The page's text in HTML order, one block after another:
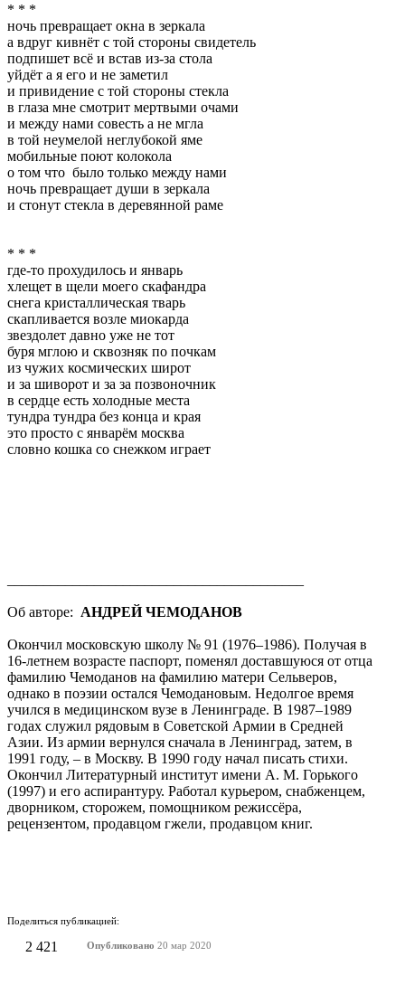
* * *
ночь превращает окна в зеркала
а вдруг кивнёт с той стороны свидетель
подпишет всё и встав из-за стола
уйдёт а я его и не заметил
и привидение с той стороны стекла
в глаза мне смотрит мертвыми очами
и между нами совесть а не мгла
в той неумелой неглубокой яме
мобильные поют колокола
о том что было только между нами
ночь превращает души в зеркала
и стонут стекла в деревянной раме
* * *
где-то прохудилось и январь
хлещет в щели моего скафандра
снега кристаллическая тварь
скапливается возле миокарда
звездолет давно уже не тот
буря мглою и сквозняк по почкам
из чужих космических широт
и за шиворот и за за позвоночник
в сердце есть холодные места
тундра тундра без конца и края
это просто с январём москва
словно кошка со снежком играет
Об авторе: АНДРЕЙ ЧЕМОДАНОВ
Окончил московскую школу № 91 (1976–1986). Получая в
16-летнем возрасте паспорт, поменял доставшуюся от отца
фамилию Чемоданов на фамилию матери Сельверов,
однако в поэзии остался Чемодановым. Недолгое время
учился в медицинском вузе в Ленинграде. В 1987–1989
годах служил рядовым в Советской Армии в Средней
Азии. Из армии вернулся сначала в Ленинград, затем, в
1991 году, – в Москву. В 1990 году начал писать стихи.
Окончил Литературный институт имени А. М. Горького
(1997) и его аспирантуру. Работал курьером, снабженцем,
дворником, сторожем, помощником режиссёра,
рецензентом, продавцом гжели, продавцом книг.
Поделиться публикацией:
2 421 Опубликовано 20 мар 2020